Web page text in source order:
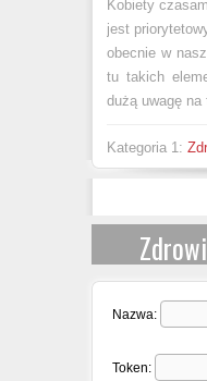
Kobiety
jest
obecnie w
tu takich
dużą uwagę
Kategoria 1:
Nazwa:
Token: